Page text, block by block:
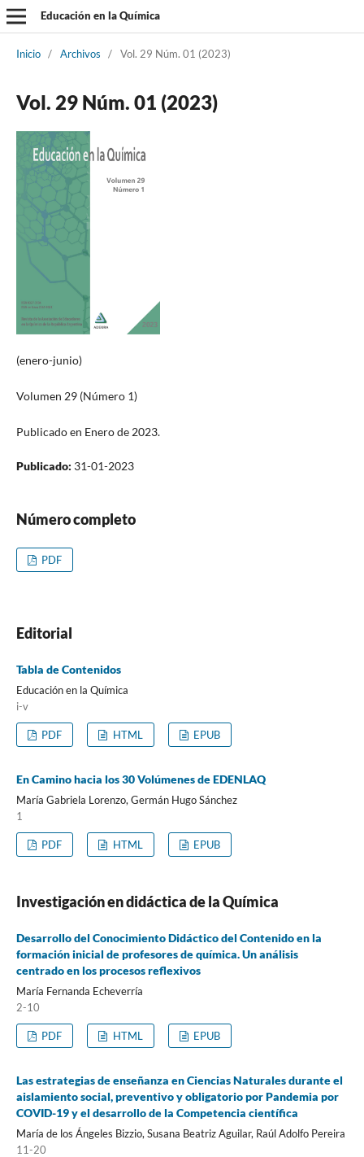
Educación en la Química
Inicio / Archivos / Vol. 29 Núm. 01 (2023)
Vol. 29 Núm. 01 (2023)
(enero-junio)
Volumen 29 (Número 1)
Publicado en Enero de 2023.
Publicado: 31-01-2023
Número completo
PDF
Editorial
Tabla de Contenidos
Educación en la Química
i-v
PDF HTML EPUB
En Camino hacia los 30 Volúmenes de EDENLAQ
María Gabriela Lorenzo, Germán Hugo Sánchez
1
PDF HTML EPUB
Investigación en didáctica de la Química
Desarrollo del Conocimiento Didáctico del Contenido en la
formación inicial de profesores de química. Un análisis
centrado en los procesos reflexivos
María Fernanda Echeverría
2-10
PDF HTML EPUB
Las estrategias de enseñanza en Ciencias Naturales durante el
aislamiento social, preventivo y obligatorio por Pandemia por
COVID-19 y el desarrollo de la Competencia científica
María de los Ángeles Bizzio, Susana Beatriz Aguilar, Raúl Adolfo Pereira
11-20